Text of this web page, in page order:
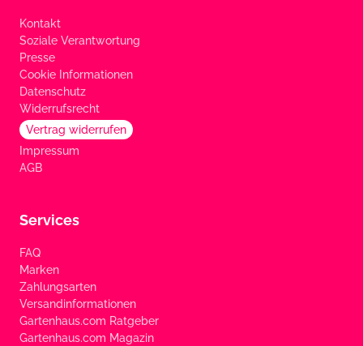
Kontakt
Soziale Verantwortung
Presse
Cookie Informationen
Datenschutz
Widerrufsrecht
Vertrag widerrufen
Impressum
AGB
Services
FAQ
Marken
Zahlungsarten
Versandinformationen
Gartenhaus.com Ratgeber
Gartenhaus.com Magazin